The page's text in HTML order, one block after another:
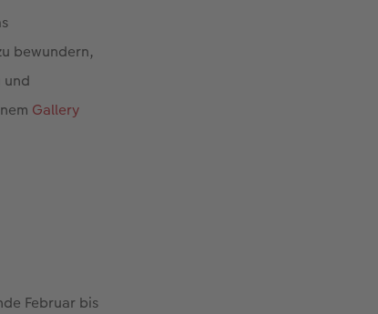
bewundern,
Gallery
Februar bis